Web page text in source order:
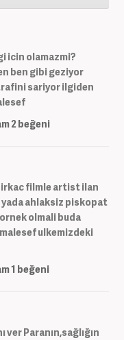
icin olamazmi?
ben gibi geziyor
sariyor ilgiden
2 beğeni
filmle artist ilan
ahlaksiz piskopat
olmali buda
ulkemizdeki
1 beğeni
ver Paranın,sağlığın